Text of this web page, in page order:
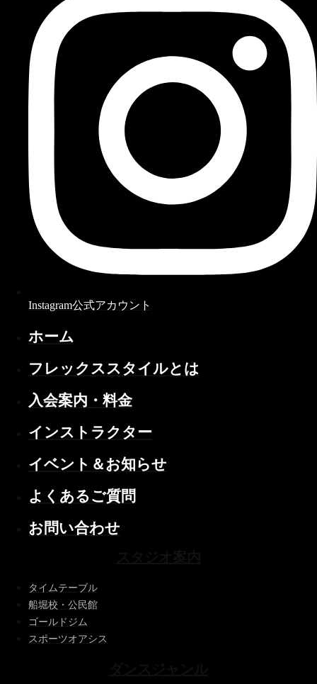
Instagram公式アカウント
ホーム
フレックススタイルとは
入会案内・料金
インストラクター
イベント＆お知らせ
よくあるご質問
お問い合わせ
タイムテーブル
船堀校・公民館
ゴールドジム
スポーツオアシス